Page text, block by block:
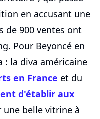
en accusant une
de 900 ventes ont
Pour Beyoncé en
: la diva américaine
en France et du
d'établir aux
belle vitrine à